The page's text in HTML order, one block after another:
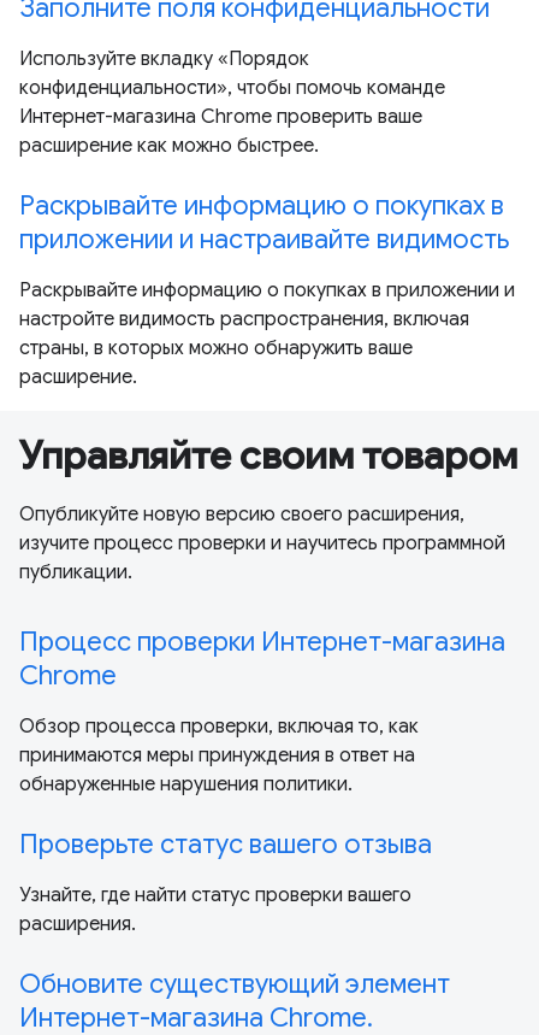
Заполните поля конфиденциальности
Используйте вкладку «Порядок
конфиденциальности», чтобы помочь команде
Интернет-магазина Chrome проверить ваше
расширение как можно быстрее.
Раскрывайте информацию о покупках в
приложении и настраивайте видимость
Раскрывайте информацию о покупках в приложении и
настройте видимость распространения, включая
страны, в которых можно обнаружить ваше
расширение.
Управляйте своим товаром
Опубликуйте новую версию своего расширения,
изучите процесс проверки и научитесь программной
публикации.
Процесс проверки Интернет-магазина
Chrome
Обзор процесса проверки, включая то, как
принимаются меры принуждения в ответ на
обнаруженные нарушения политики.
Проверьте статус вашего отзыва
Узнайте, где найти статус проверки вашего
расширения.
Обновите существующий элемент
Интернет-магазина Chrome.